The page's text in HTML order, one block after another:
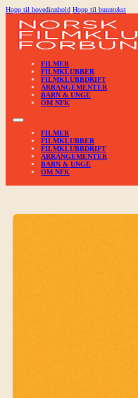
Hopp til hovedinnhold Hopp til bunntekst
FILMER
FILMKLUBBER
FILMKLUBBDRIFT
ARRANGEMENTER
BARN & UNGE
OM NFK
FILMER
FILMKLUBBER
FILMKLUBBDRIFT
ARRANGEMENTER
BARN & UNGE
OM NFK